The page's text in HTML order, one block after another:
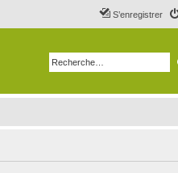
S’enregistrer